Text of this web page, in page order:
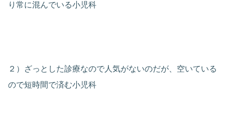
り常に混んでいる小児科
２）ざっとした診療なので人気がないのだが、空いている
ので短時間で済む小児科